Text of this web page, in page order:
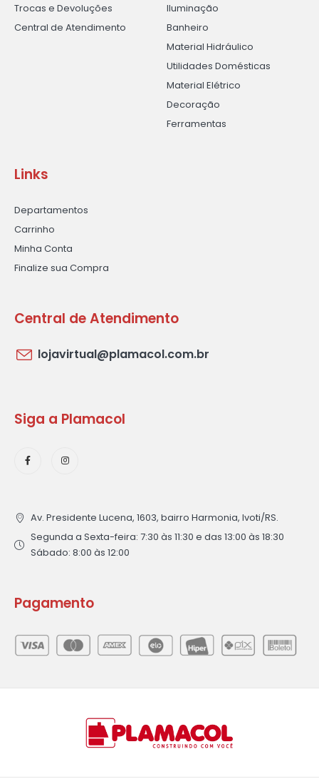
Trocas e Devoluções
Central de Atendimento
Iluminação
Banheiro
Material Hidráulico
Utilidades Domésticas
Material Elétrico
Decoração
Ferramentas
Links
Departamentos
Carrinho
Minha Conta
Finalize sua Compra
Central de Atendimento
lojavirtual@plamacol.com.br
Siga a Plamacol
Av. Presidente Lucena, 1603, bairro Harmonia, Ivoti/RS.
Segunda a Sexta-feira: 7:30 às 11:30 e das 13:00 às 18:30
Sábado: 8:00 às 12:00
Pagamento